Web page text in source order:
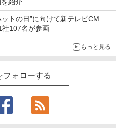
トの日”に向けて新テレビCM
社107名が参画
もっと見る
フォローする